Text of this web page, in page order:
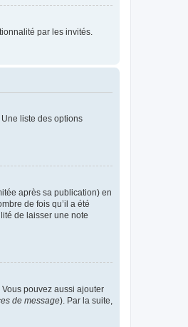
par les invités.
liste des options
après sa publication) en
de fois qu’il a été
de laisser une note
pouvez aussi ajouter
de message). Par la suite,